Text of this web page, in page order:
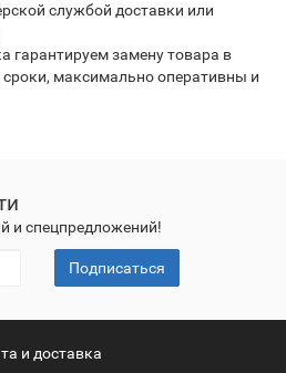
службой доставки или
гарантируем замену товара в
максимально оперативны и
и спецпредложений!
Подписаться
и доставка